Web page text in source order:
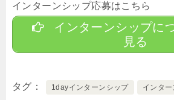
インターンシップ応募はこちら
インターンシップに
見る
タグ 1dayインターンシップ インタ